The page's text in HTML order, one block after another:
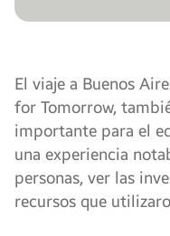
El viaje a Buenos
for Tomorrow,
importante para el
una experiencia
personas, ver las
recursos que